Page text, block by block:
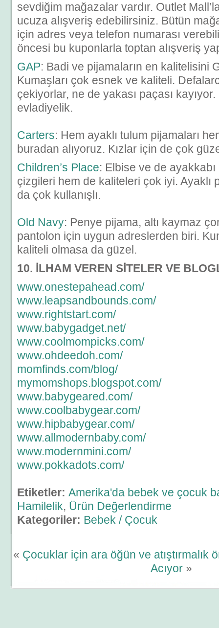
sevdiğim mağazalar vardır. Outlet
ucuza alışveriş edebilirsiniz. Bütün
için adres veya telefon numarası
öncesi bu kuponlarla toptan alışveriş
GAP: Badi ve pijamaların en kalitelisini
Kumaşları çok esnek ve kaliteli.
çekiyorlar, ne de yakası paçası
evladiyelik.
Carters: Hem ayaklı tulum pijamaları
buradan alıyoruz. Kızlar için de çok
Children’s Place: Elbise ve de
çizgileri hem de kaliteleri çok iyi. Ayaklı
da çok kullanışlı.
Old Navy: Penye pijama, altı kaymaz
pantolon için uygun adreslerden biri.
kaliteli olmasa da güzel.
10. İLHAM VEREN SİTELER VE
www.onestepahead.com/
www.leapsandbounds.com/
www.rightstart.com/
www.babygadget.net/
www.coolmompicks.com/
www.ohdeedoh.com/
momfinds.com/blog/
mymomshops.blogspot.com/
www.babygeared.com/
www.coolbabygear.com/
www.hipbabygear.com/
www.allmodernbaby.com/
www.modernmini.com/
www.pokkadots.com/
Etiketler: Amerika'da bebek ve çocuk
Hamilelik, Ürün Değerlendirme
Kategoriler: Bebek / Çocuk
« Çocuklar için ara öğün ve atıştırmalık
Acıyor»